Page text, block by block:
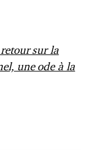
sur la
une ode à la